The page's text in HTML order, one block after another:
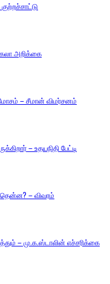
அறிக்கை
– சீமான் விமர்சனம்
– உதயநிதி பேட்டி
– விவரம்
– மு.க.ஸ்டாலின் எச்சரிக்கை